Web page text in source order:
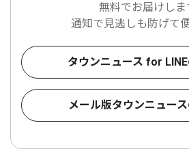
無料でお届けしま
通知で見逃しも防げて
タウンニュース for
メール版タウンニュー